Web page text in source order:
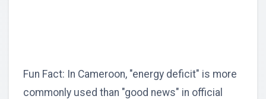
Fun Fact: In Cameroon, "energy deficit" is more
commonly used than "good news" in official